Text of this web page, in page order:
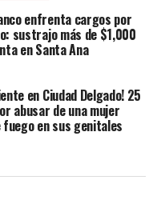
enfrenta cargos por
sustrajo más de $1,000
en Santa Ana
en Ciudad Delgado! 25
abusar de una mujer
en sus genitales